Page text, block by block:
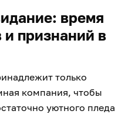
время
и признаний в
только
компания, чтобы
уютного пледа